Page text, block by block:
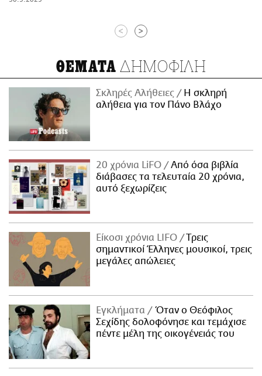
< >
ΘΕΜΑΤΑ ΔΗΜΟΦΙΛΗ
Σκληρές Αλήθειες
H σκληρή
αλήθεια για τον Πάνο Βλάχο
20 χρόνια LiFO
Από όσα βιβλία
διάβασες τα τελευταία 20 χρόνια,
αυτό ξεχωρίζεις
Είκοσι χρόνια LIFO
Tρεις
σημαντικοί Έλληνες μουσικοί, τρεις
μεγάλες απώλειες
Εγκλήματα
Όταν ο Θεόφιλος
Σεχίδης δολοφόνησε και τεμάχισε
πέντε μέλη της οικογένειάς του